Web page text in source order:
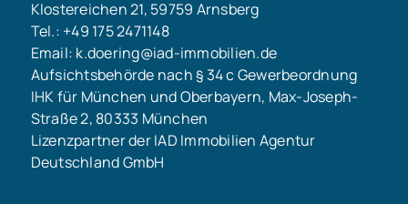
Klostereichen 21, 59759 Arnsberg
Tel.: +49 175 2471148
Email: k.doering@iad-immobilien.de
Aufsichtsbehörde nach § 34 c Gewerbeordnung
IHK für München und Oberbayern, Max-Joseph-
Straße 2, 80333 München
Lizenzpartner der IAD Immobilien Agentur
Deutschland GmbH